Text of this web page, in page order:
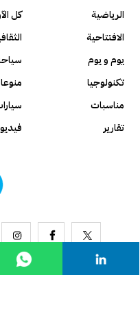
الرياضية
كل
الافتتاحية
يوم و يوم
تكنولوجيا
مناسبات
تقارير
فيديو